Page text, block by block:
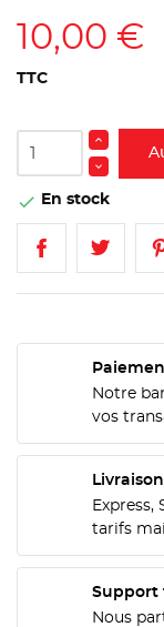
10,00 €
TTC
 En stock
Notre
vos
Express,
tarifs
Support
Nous
CRÉER